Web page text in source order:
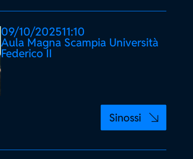
09/10/202511:10
Aula Magna Scampia Università
Federico II
Sinossi